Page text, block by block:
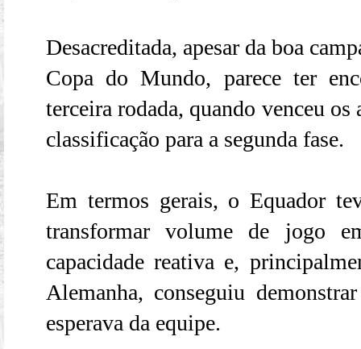
Desacreditada, apesar da boa
Copa do Mundo, parece ter
terceira rodada, quando venceu os
classificação para a segunda fase.
Em termos gerais, o Equador
transformar volume de jogo
capacidade reativa e,
Alemanha, conseguiu
esperava da equipe.